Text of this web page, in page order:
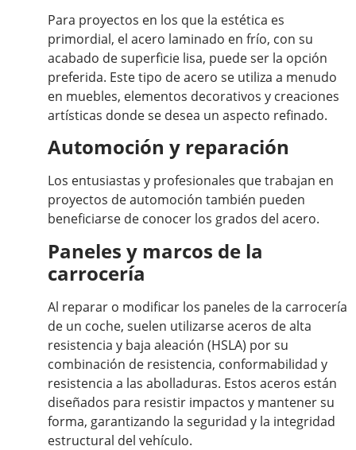
Para proyectos en los que la estética es
primordial, el acero laminado en frío, con su
acabado de superficie lisa, puede ser la opción
preferida. Este tipo de acero se utiliza a menudo
en muebles, elementos decorativos y creaciones
artísticas donde se desea un aspecto refinado.
Automoción y reparación
Los entusiastas y profesionales que trabajan en
proyectos de automoción también pueden
beneficiarse de conocer los grados del acero.
Paneles y marcos de la
carrocería
Al reparar o modificar los paneles de la carrocería
de un coche, suelen utilizarse aceros de alta
resistencia y baja aleación (HSLA) por su
combinación de resistencia, conformabilidad y
resistencia a las abolladuras. Estos aceros están
diseñados para resistir impactos y mantener su
forma, garantizando la seguridad y la integridad
estructural del vehículo.